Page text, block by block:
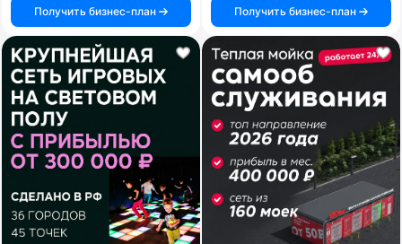
Получить бизнес-план
Получить бизнес-план